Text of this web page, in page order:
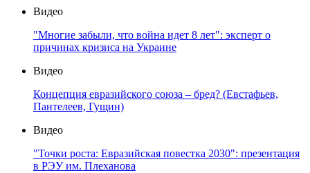
Видео
"Многие забыли, что война идет 8 лет": эксперт о
причинах кризиса на Украине
Видео
Концепция евразийского союза – бред? (Евстафьев,
Пантелеев, Гущин)
Видео
"Точки роста: Евразийская повестка 2030": презентация
в РЭУ им. Плеханова